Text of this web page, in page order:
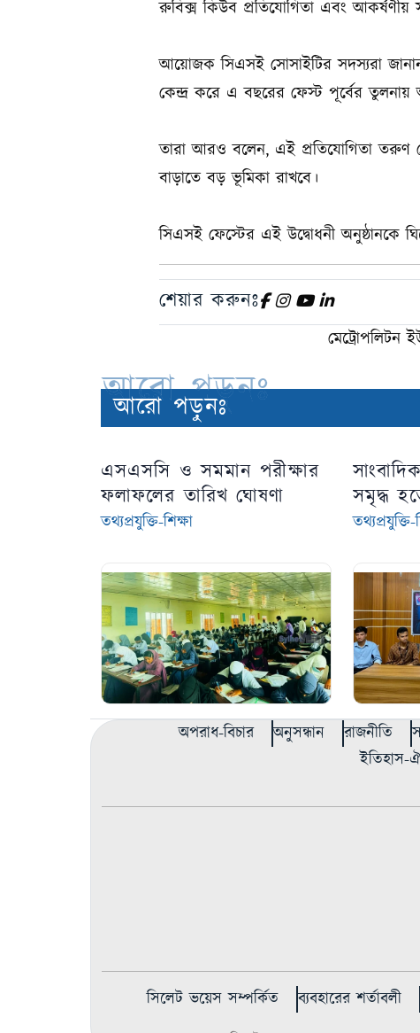
রুবিক্স কিউব প্রতিযোগিতা এবং আকর্ষণীয়
আয়োজক সিএসই সোসাইটির সদস্যরা জানান,
কেন্দ্র করে এ বছরের ফেস্ট পূর্বের
তারা আরও বলেন, এই প্রতিযোগিতা তরুণ
বাড়াতে বড় ভূমিকা রাখবে।
সিএসই ফেস্টের এই উদ্বোধনী অনুষ্ঠানকে
শেয়ার করুনঃ
মেট্রোপলিটন
আরো পড়ুনঃ
আরো পড়ুনঃ
এসএসসি ও সমমান পরীক্ষার
ফলাফলের তারিখ ঘোষণা
তথ্যপ্রযুক্তি-শিক্ষা
সমৃদ্ধ
তথ্যপ্রযুক্তি-
অপরাধ-বিচার অনুসন্ধান রাজনীতি
ইতিহাস-
সিলেট ভয়েস সম্পর্কিত ব্যবহারের শর্তাবলী